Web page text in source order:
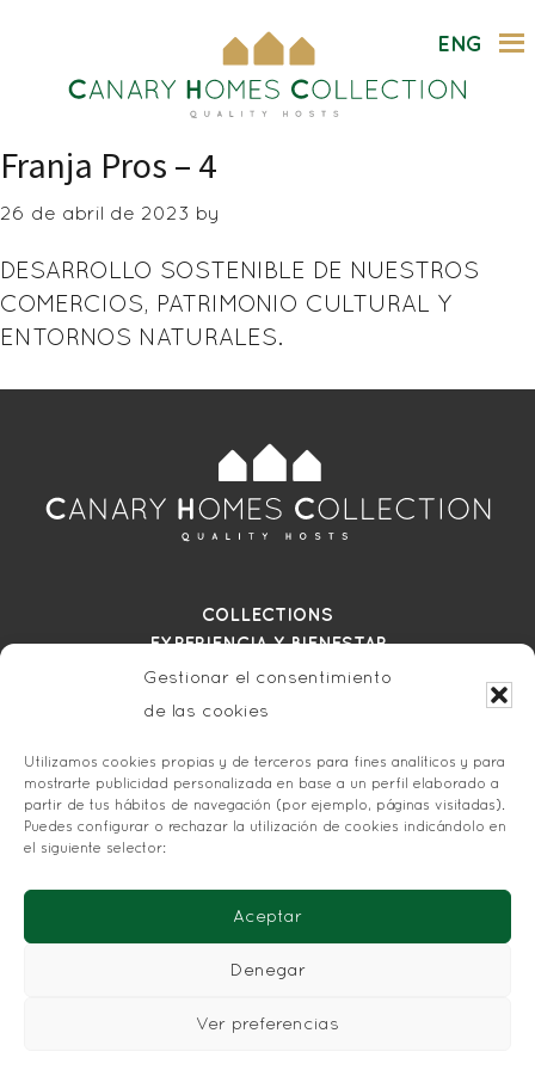
Gestionar el consentimiento
de las cookies
Utilizamos cookies propias y de terceros para fines analíticos y para
mostrarte publicidad personalizada en base a un perfil elaborado a
partir de tus hábitos de navegación (por ejemplo, páginas visitadas).
Puedes configurar o rechazar la utilización de cookies indicándolo en
el siguiente selector:
Aceptar
Denegar
Ver preferencias
contenido
ENG
Franja Pros – 4
26 de abril de 2023 by
DESARROLLO SOSTENIBLE DE NUESTROS
COMERCIOS, PATRIMONIO CULTURAL Y
ENTORNOS NATURALES.
COLLECTIONS
EXPERIENCIA Y BIENESTAR
SOBRE NOSOTROS
RESERVAS
POLÍTICA DE PRIVACIDAD
POLÍTICA DE COOKIES
AVISO LEGAL
CONDICIONES DE RESERVA